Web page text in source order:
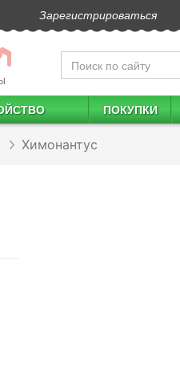
Зарегистрироваться
ПОКУПКИ
Химонантус